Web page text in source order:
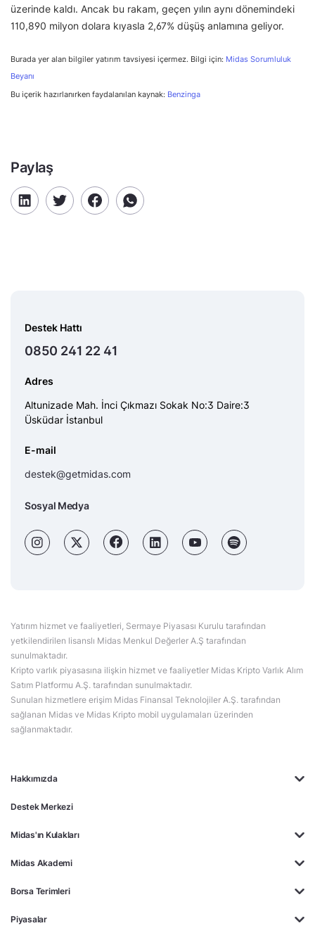
üzerinde kaldı. Ancak bu rakam, geçen yılın aynı dönemindeki
110,890 milyon dolara kıyasla 2,67% düşüş anlamına geliyor.
Burada yer alan bilgiler yatırım tavsiyesi içermez. Bilgi için: Midas Sorumluluk
Beyanı
Bu içerik hazırlanırken faydalanılan kaynak: Benzinga
Paylaş
Hakkımızda
Destek Merkezi
Midas'ın Kulakları
Midas Akademi
Borsa Terimleri
Piyasalar
Destek Hattı
0850 241 22 41
Adres
Altunizade Mah. İnci Çıkmazı Sokak No:3 Daire:3
Üsküdar İstanbul
E-mail
destek@getmidas.com
Sosyal Medya
Yatırım hizmet ve faaliyetleri, Sermaye Piyasası Kurulu tarafından
yetkilendirilen lisanslı Midas Menkul Değerler A.Ş tarafından
sunulmaktadır.
Kripto varlık piyasasına ilişkin hizmet ve faaliyetler Midas Kripto Varlık Alım
Satım Platformu A.Ş. tarafından sunulmaktadır.
Sunulan hizmetlere erişim Midas Finansal Teknolojiler A.Ş. tarafından
sağlanan Midas ve Midas Kripto mobil uygulamaları üzerinden
sağlanmaktadır.